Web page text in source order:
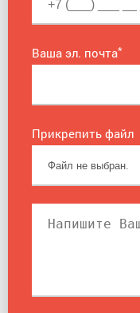
Ваша эл. почта*
Прикрепить файл